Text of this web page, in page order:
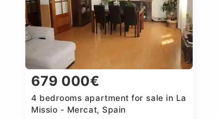
679 000€
4 bedrooms apartment for sale in La
Missio - Mercat, Spain